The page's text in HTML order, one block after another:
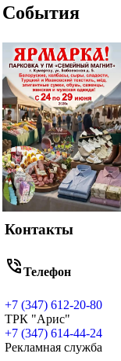
События
Контакты
phone_in_talkТелефон
+7 (347) 612-20-80
ТРК "Арис"
+7 (347) 614-44-24
Рекламная служба